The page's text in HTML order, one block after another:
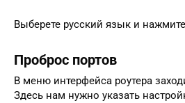
Выберете русский язык и
Проброс портов
В меню интерфейса роутера
Здесь нам нужно указать